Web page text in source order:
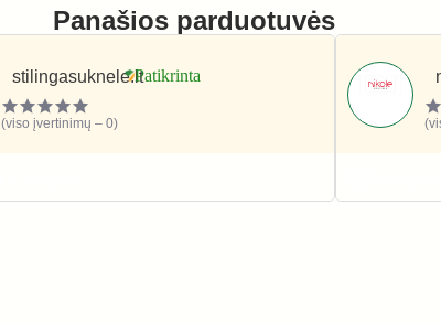
Panašios parduotuvės
stilingasuknele.lt
(viso įvertinimų – 0)